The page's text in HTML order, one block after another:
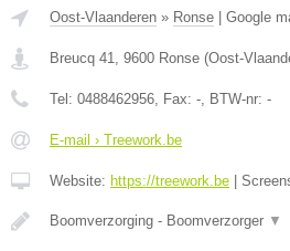
Oost-Vlaanderen » Ronse Google
Breucq 41 9600 Ronse (Oost-
Tel: 0488462956 , Fax: - , BTW-nr: -
E-mail › Treework.be
Website: https://treework.be
Boomverzorging - Boomverzorger ▼